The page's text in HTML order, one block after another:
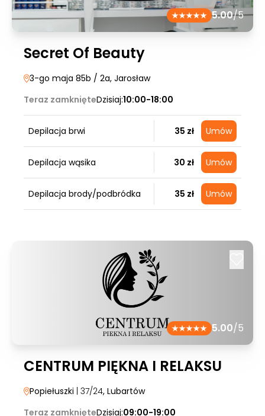
5.00/5
Secret Of Beauty
3-go maja 85b / 2a, Jarosław
Teraz zamknięteDzisiaj:10:00-18:00
Depilacja brwi 35 zł Umów
Depilacja wąsika 30 zł Umów
Depilacja brody/podbródka 35 zł Umów
5.00/5
CENTRUM PIĘKNA I RELAKSU
Popiełuszki | 37/24, Lubartów
Teraz zamknięteDzisiaj:09:00-19:00